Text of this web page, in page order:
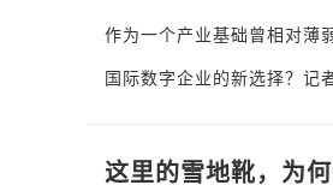
作为一个产业基础曾相对薄
国际数字企业的新选择？记
这里的雪地靴，为